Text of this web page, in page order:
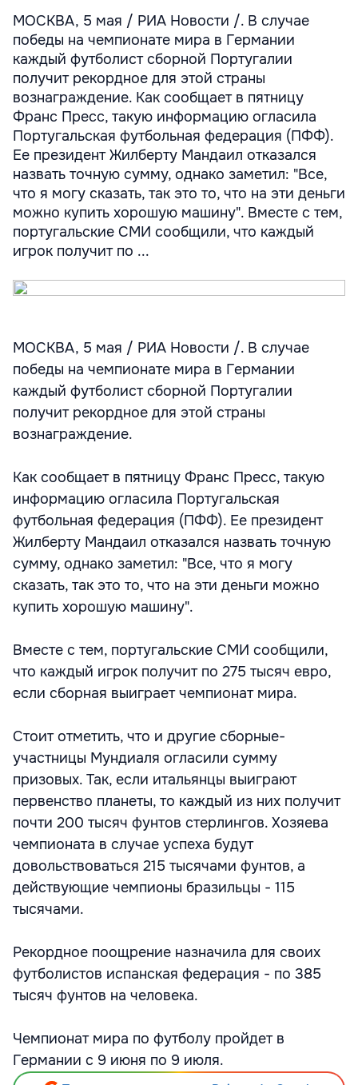
МОСКВА, 5 мая / РИА Новости /. В случае
победы на чемпионате мира в Германии
каждый футболист сборной Португалии
получит рекордное для этой страны
вознаграждение. Как сообщает в пятницу
Франс Пресс, такую информацию огласила
Португальская футбольная федерация (ПФФ).
Ее президент Жилберту Мандаил отказался
назвать точную сумму, однако заметил: "Все,
что я могу сказать, так это то, что на эти деньги
можно купить хорошую машину". Вместе с тем,
португальские СМИ сообщили, что каждый
игрок получит по ...
МОСКВА, 5 мая / РИА Новости /. В случае
победы на чемпионате мира в Германии
каждый футболист сборной Португалии
получит рекордное для этой страны
вознаграждение.
Как сообщает в пятницу Франс Пресс, такую
информацию огласила Португальская
футбольная федерация (ПФФ). Ее президент
Жилберту Мандаил отказался назвать точную
сумму, однако заметил: "Все, что я могу
сказать, так это то, что на эти деньги можно
купить хорошую машину".
Вместе с тем, португальские СМИ сообщили,
что каждый игрок получит по 275 тысяч евро,
если сборная выиграет чемпионат мира.
Стоит отметить, что и другие сборные-
участницы Мундиаля огласили сумму
призовых. Так, если итальянцы выиграют
первенство планеты, то каждый из них получит
почти 200 тысяч фунтов стерлингов. Хозяева
чемпионата в случае успеха будут
довольствоваться 215 тысячами фунтов, а
действующие чемпионы бразильцы - 115
тысячами.
Рекордное поощрение назначила для своих
футболистов испанская федерация - по 385
тысяч фунтов на человека.
Чемпионат мира по футболу пройдет в
Германии с 9 июня по 9 июля.